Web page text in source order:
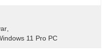
11 Pro PC